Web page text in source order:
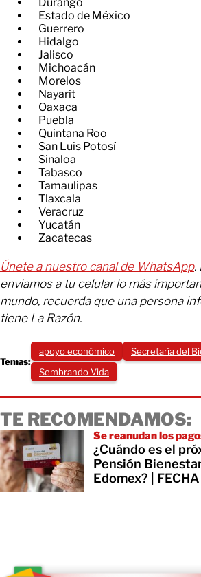
​Estado de México
​Guerrero
​Hidalgo
​Jalisco
​Michoacán
​Morelos
​Nayarit
​Oaxaca
​Puebla
​Quintana Roo
​San Luis Potosí
​Sinaloa
​Tabasco
​Tamaulipas
​Tlaxcala
​Veracruz
​Yucatán
​Zacatecas
Únete a nuestro canal de WhatsApp.
enviamos a tu celular lo más
mundo, recuerda que una persona
tiene La Razón.
Temas:
apoyo económico
Secretaría del
Sembrando Vida
TE RECOMENDAMOS:
Se reanudan los
¿Cuándo es el
Pensión
Edomex? | FECHA